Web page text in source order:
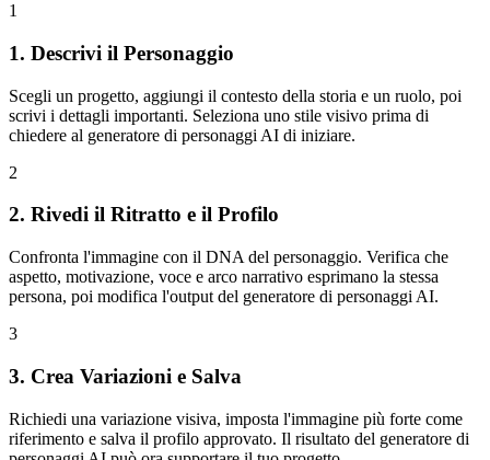
1
1. Descrivi il Personaggio
Scegli un progetto, aggiungi il contesto della storia e un ruolo, poi
scrivi i dettagli importanti. Seleziona uno stile visivo prima di
chiedere al generatore di personaggi AI di iniziare.
2
2. Rivedi il Ritratto e il Profilo
Confronta l'immagine con il DNA del personaggio. Verifica che
aspetto, motivazione, voce e arco narrativo esprimano la stessa
persona, poi modifica l'output del generatore di personaggi AI.
3
3. Crea Variazioni e Salva
Richiedi una variazione visiva, imposta l'immagine più forte come
riferimento e salva il profilo approvato. Il risultato del generatore di